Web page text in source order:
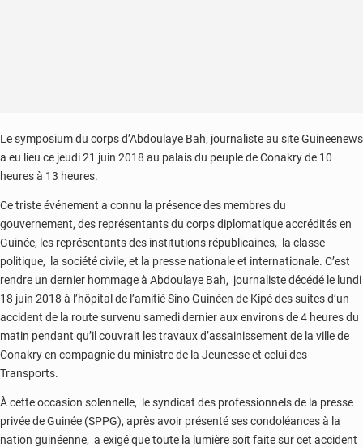
Le symposium du corps d’Abdoulaye Bah, journaliste au site Guineenews
a eu lieu ce jeudi 21 juin 2018 au palais du peuple de Conakry de 10
heures à 13 heures.
Ce triste événement a connu la présence des membres du
gouvernement, des représentants du corps diplomatique accrédités en
Guinée, les représentants des institutions républicaines, la classe
politique, la société civile, et la presse nationale et internationale. C’est
rendre un dernier hommage à Abdoulaye Bah, journaliste décédé le lundi
18 juin 2018 à l’hôpital de l’amitié Sino Guinéen de Kipé des suites d’un
accident de la route survenu samedi dernier aux environs de 4 heures du
matin pendant qu’il couvrait les travaux d’assainissement de la ville de
Conakry en compagnie du ministre de la Jeunesse et celui des
Transports.
À cette occasion solennelle, le syndicat des professionnels de la presse
privée de Guinée (SPPG), après avoir présenté ses condoléances à la
nation guinéenne, a exigé que toute la lumière soit faite sur cet accident